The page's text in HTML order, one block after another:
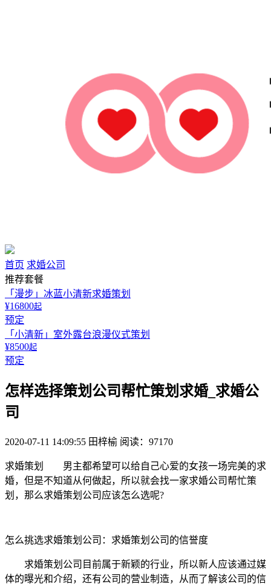
首页 求婚公司
推荐套餐
「漫步」冰蓝小清新求婚策划
¥16800起
预定
「小清新」室外露台浪漫仪式策划
¥8500起
预定
怎样选择策划公司帮忙策划求婚_求婚公
司
2020-07-11 14:09:55 田梓榆 阅读：97170
求婚策划 男主都希望可以给自己心爱的女孩一场完美的求
婚，但是不知道从何做起，所以就会找一家求婚公司帮忙策
划，那么求婚策划公司应该怎么选呢?
怎么挑选求婚策划公司：求婚策划公司的信誉度
求婚策划公司目前属于新颖的行业，所以新人应该通过媒
体的曝光和介绍，还有公司的营业制造，从而了解该公司的信